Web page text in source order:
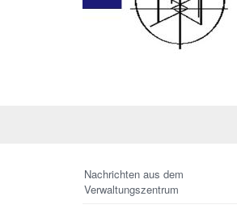
Nachrichten aus dem
Verwaltungszentrum